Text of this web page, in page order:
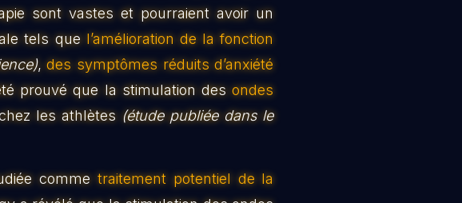
sont vastes et pourraient avoir un
tels que l’amélioration de la fonction
, des symptômes réduits d’anxiété
prouvé que la stimulation desondes
les athlètes (étude publiée dans le
comme traitement potentiel de la